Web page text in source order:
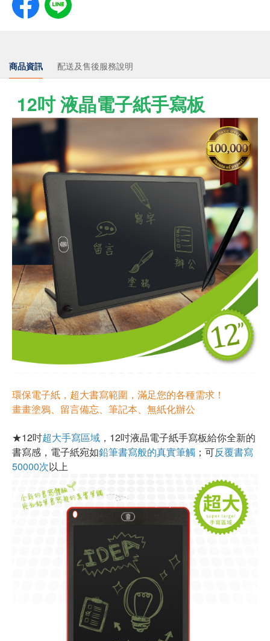
商品資訊 配送及售後服務說明
12吋 液晶電子紙手寫板
環保電子紙，超大書寫範圍，滿足您的各種需求！
畫畫塗鴉、留言備忘、筆記本、無紙化辦公
★12吋超大手寫區域 ，12吋液晶電子紙手寫板給你全新的
書寫感，電子紙宛如鉛筆書寫般的真實筆觸 ；可反覆書寫
50000次以上